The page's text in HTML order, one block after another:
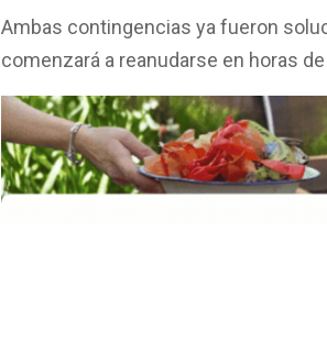
Ambas contingencias ya fueron
comenzará a reanudarse en horas